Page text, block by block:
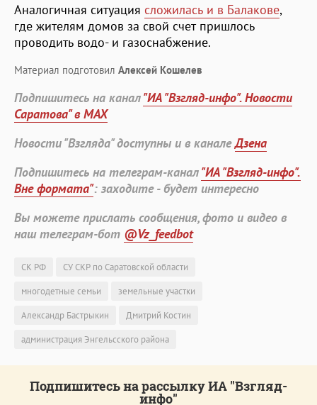
Аналогичная ситуация сложилась и в Балакове,
где жителям домов за свой счет пришлось
проводить водо- и газоснабжение.
Материал подготовил Алексей Кошелев
Подпишитесь на канал"ИА "Взгляд-инфо". Новости
Саратова" в MAX
Новости "Взгляда" доступны и в каналеДзена
Подпишитесь на телеграм-канал"ИА "Взгляд-инфо".
Вне формата": заходите - будет интересно
Вы можете прислать сообщения, фото и видео в
наш телеграм-бот @Vz_feedbot
СК РФ
СУ СКР по Саратовской области
многодетные семьи
земельные участки
Александр Бастрыкин
Дмитрий Костин
администрация Энгельсского района
Подпишитесь на рассылку ИА "Взгляд-
инфо"